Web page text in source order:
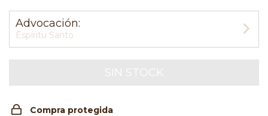
Advocación:
Espíritu Santo
Compra protegida